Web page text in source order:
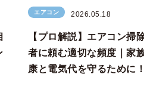
エアコン 2026.05.18
【プロ解説】エアコン掃
者に頼む適切な頻度｜家
康と電気代を守るために！